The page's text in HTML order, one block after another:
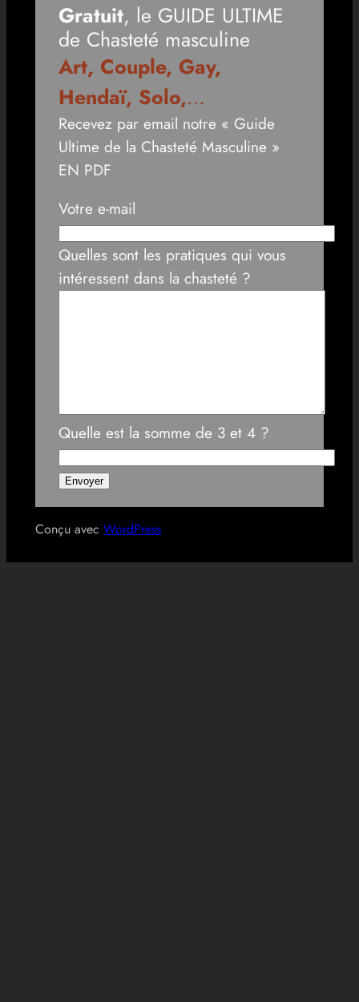
Gratuit, le GUIDE ULTIME
de Chasteté masculine
Art, Couple, Gay,
Hendaï, Solo,…
Recevez par email notre « Guide
Ultime de la Chasteté Masculine »
EN PDF
Votre e-mail
Quelles sont les pratiques qui vous
intéressent dans la chasteté ?
Quelle est la somme de 3 et 4 ?
Conçu avec WordPress